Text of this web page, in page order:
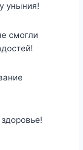
уныния!
смогли